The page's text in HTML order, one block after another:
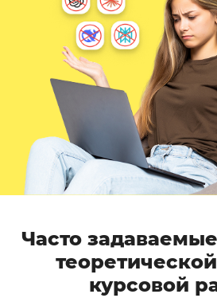
Часто
курсовой